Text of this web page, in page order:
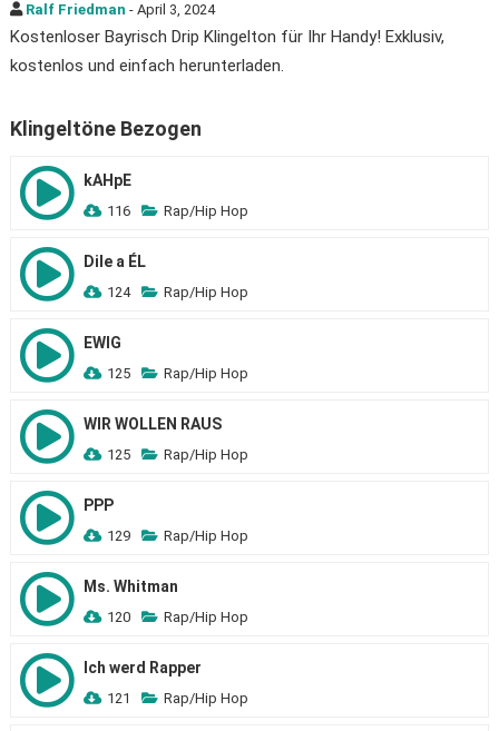
Ralf Friedman - April 3, 2024
Kostenloser Bayrisch Drip Klingelton für Ihr Handy! Exklusiv,
kostenlos und einfach herunterladen.
Klingeltöne Bezogen
kAHpE
116 Rap/Hip Hop
Dile a ÉL
124 Rap/Hip Hop
EWIG
125 Rap/Hip Hop
WIR WOLLEN RAUS
125 Rap/Hip Hop
PPP
129 Rap/Hip Hop
Ms. Whitman
120 Rap/Hip Hop
Ich werd Rapper
121 Rap/Hip Hop